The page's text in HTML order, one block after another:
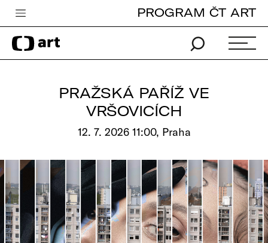
Česká televize
Zpravodajství
Vše o ČT
PROGRAM ČT ART
PRAŽSKÁ PAŘÍŽ VE
VRŠOVICÍCH
12. 7. 2026 11:00, Praha